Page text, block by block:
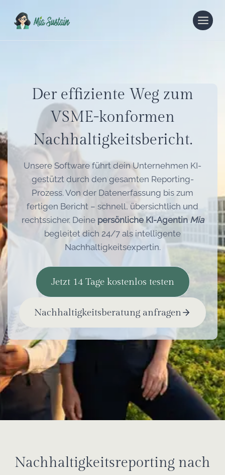
Inhalt
Der effiziente Weg zum
VSME-konformen
Nachhaltigkeitsbericht.
Unsere Software führt dein Unternehmen KI-
gestützt durch den gesamten Reporting-
Prozess. Von der Datenerfassung bis zum
fertigen Bericht – schnell, übersichtlich und
rechtssicher. Deine persönliche KI-Agentin Mia
begleitet dich 24/7 als intelligente
Nachhaltigkeitsexpertin.
Jetzt 14 Tage kostenlos testen
Nachhaltigkeitsberatung anfragen
Nachhaltigkeitsreporting nach